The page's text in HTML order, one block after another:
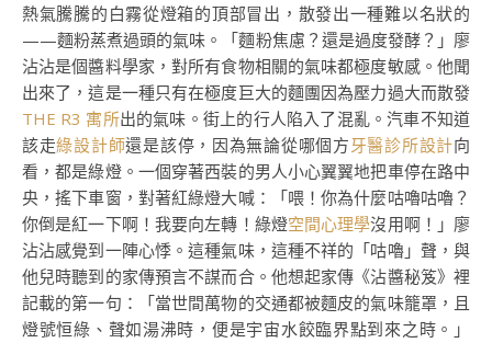
熱氣騰騰的白霧從燈箱的頂部冒出，散發出一種難以名狀的
——麵粉蒸煮過頭的氣味。「麵粉焦慮？還是過度發酵？」廖
沾沾是個醬料學家，對所有食物相關的氣味都極度敏感。他聞
出來了，這是一種只有在極度巨大的麵團因為壓力過大而散發
THE R3 寓所出的氣味。街上的行人陷入了混亂。汽車不知道
該走綠設計師還是該停，因為無論從哪個方牙醫診所設計向
看，都是綠燈。一個穿著西裝的男人小心翼翼地把車停在路中
央，搖下車窗，對著紅綠燈大喊：「喂！你為什麼咕嚕咕嚕？
你倒是紅一下啊！我要向左轉！綠燈空間心理學沒用啊！」廖
沾沾感覺到一陣心悸。這種氣味，這種不祥的「咕嚕」聲，與
他兒時聽到的家傳預言不謀而合。他想起家傳《沾醬秘笈》裡
記載的第一句：「當世間萬物的交通都被麵皮的氣味籠罩，且
燈號恒綠、聲如湯沸時，便是宇宙水餃臨界點到來之時。」